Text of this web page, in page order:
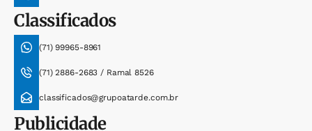
Classificados
(71) 99965-8961
(71) 2886-2683 / Ramal 8526
classificados@grupoatarde.com.br
Publicidade